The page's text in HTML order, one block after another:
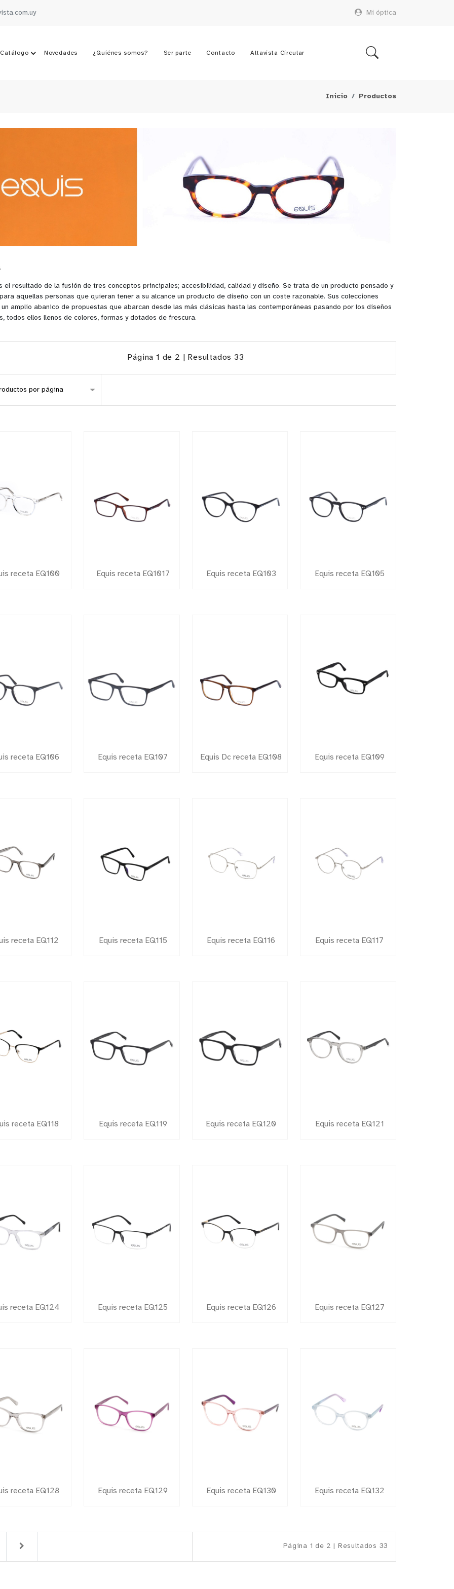
Mi óptica
Catálogo Novedades ¿Quiénes somos? Ser parte Contacto Altavista Circular
Inicio Productos
el resultado de la fusión de tres conceptos principales; accesibilidad, calidad y diseño. Se trata de un producto pensado y
aquellas personas que quieran tener a su alcance un producto de diseño con un coste razonable. Sus colecciones
amplio abanico de propuestas que abarcan desde las más clásicas hasta las contemporáneas pasando por los diseños
todos ellos llenos de colores, formas y dotados de frescura.
Página 1 de 2 | Resultados 33
receta EQ100 Equis receta EQ1017 Equis receta EQ103 Equis receta EQ105
receta EQ106 Equis receta EQ107 Equis Dc receta EQ108 Equis receta EQ109
receta EQ112 Equis receta EQ115 Equis receta EQ116 Equis receta EQ117
receta EQ118 Equis receta EQ119 Equis receta EQ120 Equis receta EQ121
receta EQ124 Equis receta EQ125 Equis receta EQ126 Equis receta EQ127
receta EQ128 Equis receta EQ129 Equis receta EQ130 Equis receta EQ132
Página 1 de 2 | Resultados 33